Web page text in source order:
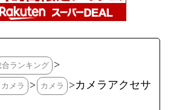
ランキング >
メラ > カメラ
>カメラアクセサ